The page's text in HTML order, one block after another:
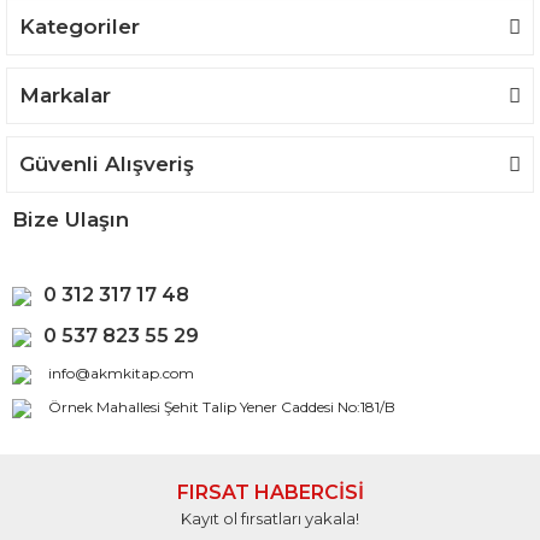
Kategoriler
Markalar
Güvenli Alışveriş
Bize Ulaşın
0 312 317 17 48
0 537 823 55 29
info@akmkitap.com
Örnek Mahallesi Şehit Talip Yener Caddesi No:181/B
FIRSAT HABERCİSİ
Kayıt ol fırsatları yakala!